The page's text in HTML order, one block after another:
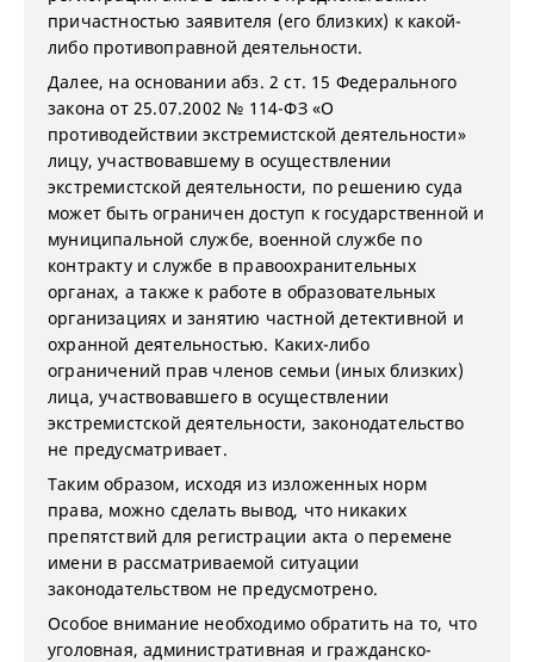
причастностью заявителя (его близких) к какой-
либо противоправной деятельности.
Далее, на основании абз. 2 ст. 15 Федерального
закона от 25.07.2002 № 114-ФЗ «О
противодействии экстремистской деятельности»
лицу, участвовавшему в осуществлении
экстремистской деятельности, по решению суда
может быть ограничен доступ к государственной и
муниципальной службе, военной службе по
контракту и службе в правоохранительных
органах, а также к работе в образовательных
организациях и занятию частной детективной и
охранной деятельностью. Каких-либо
ограничений прав членов семьи (иных близких)
лица, участвовавшего в осуществлении
экстремистской деятельности, законодательство
не предусматривает.
Таким образом, исходя из изложенных норм
права, можно сделать вывод, что никаких
препятствий для регистрации акта о перемене
имени в рассматриваемой ситуации
законодательством не предусмотрено.
Особое внимание необходимо обратить на то, что
уголовная, административная и гражданско-